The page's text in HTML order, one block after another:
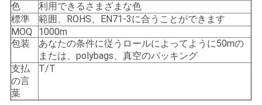
地
図
PRIVACY
色
利用できるさまざまな色
標準
範囲、ROHS、EN71-3に合うことができます
MOQ
1000m
包装
あなたの条件に従うロールによってように50mの
または、polybags、真空のパッキング
支払
の言
葉
T/T